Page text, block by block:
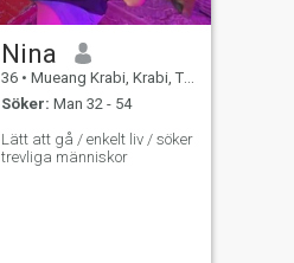
Nina
36 • Mueang Krabi, Krabi, Thailand
Söker: Man 32 - 54
Lätt att gå / enkelt liv / söker
trevliga människor